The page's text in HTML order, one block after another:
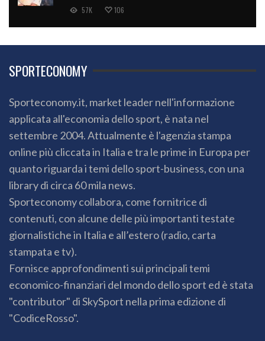
57K 106
SPORTECONOMY
Sporteconomy.it, market leader nell'informazione
applicata all'economia dello sport, è nata nel
settembre 2004. Attualmente è l'agenzia stampa
online più cliccata in Italia e tra le prime in Europa per
quanto riguarda i temi dello sport-business, con una
library di circa 60 mila news.
Sporteconomy collabora, come fornitrice di
contenuti, con alcune delle più importanti testate
giornalistiche in Italia e all’estero (radio, carta
stampata e tv).
Fornisce approfondimenti sui principali temi
economico-finanziari del mondo dello sport ed è stata
"contributor" di SkySport nella prima edizione di
"CodiceRosso".